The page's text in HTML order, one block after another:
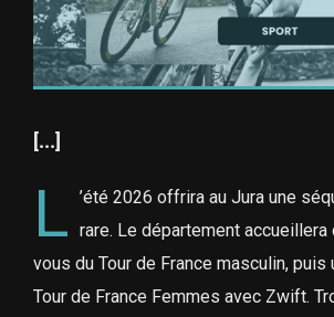
[...]
L ’été 2026 offrira au Jura une
rare. Le département accueillera
vous du Tour de France masculin, puis
Tour de France Femmes avec Zwift.